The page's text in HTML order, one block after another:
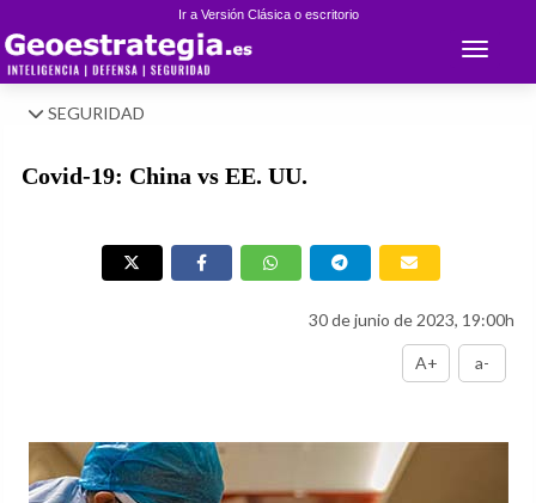
Ir a Versión Clásica o escritorio
Toggle
SEGURIDAD
Covid-19: China vs EE. UU.
30 de junio de 2023, 19:00h
A+ a-